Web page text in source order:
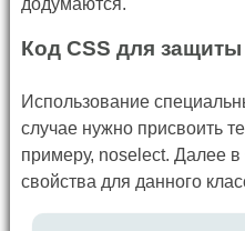
додумаются.
Код CSS для защиты
Использование
случае нужно присвоить
примеру, noselect. Далее
свойства для данного